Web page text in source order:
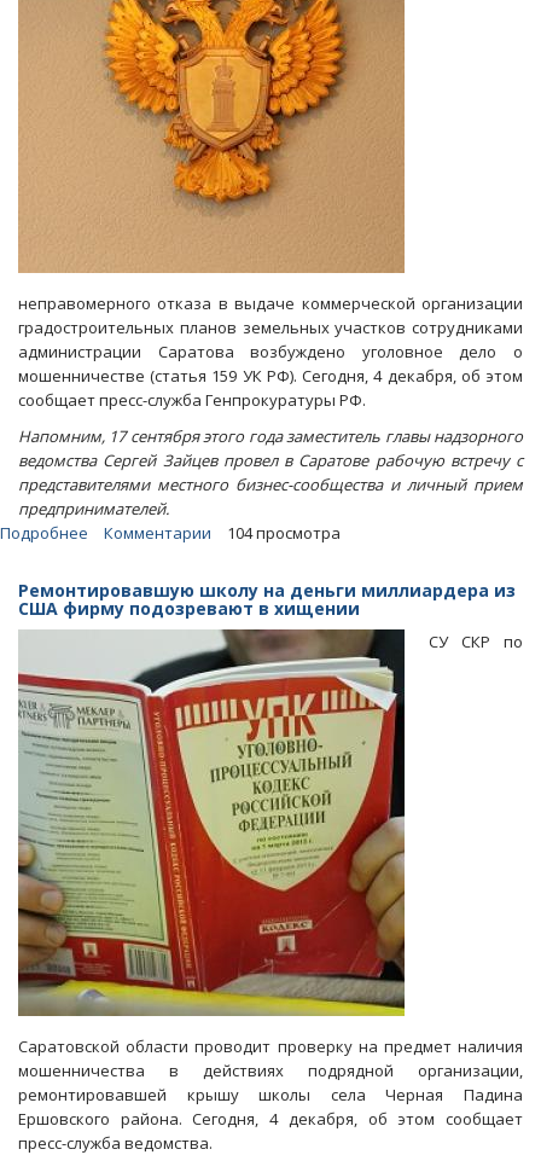
неправомерного отказа в выдаче коммерческой организации
градостроительных планов земельных участков сотрудниками
администрации Саратова возбуждено уголовное дело о
мошенничестве (статья 159 УК РФ). Сегодня, 4 декабря, об этом
сообщает пресс-служба Генпрокуратуры РФ.
Напомним, 17 сентября этого года заместитель главы надзорного
ведомства Сергей Зайцев провел в Саратове рабочую встречу с
представителями местного бизнес-сообщества и личный прием
предпринимателей.
Подробнее
мэрии
выдавать
градпланы
обернулся
делом
о
мошенничестве
Комментарии 104 просмотра
Ремонтировавшую школу на деньги миллиардера из
США фирму подозревают в хищении
СУ СКР по
Саратовской области проводит проверку на предмет наличия
мошенничества в действиях подрядной организации,
ремонтировавшей крышу школы села Черная Падина
Ершовского района. Сегодня, 4 декабря, об этом сообщает
пресс-служба ведомства.